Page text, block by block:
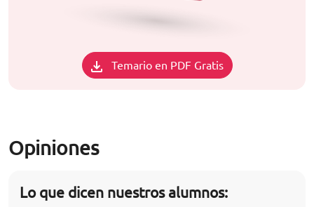
Temario en PDF Gratis
Opiniones
Lo que dicen nuestros alumnos: